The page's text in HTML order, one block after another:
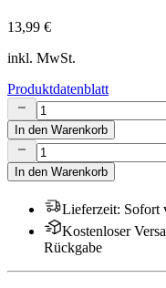
13,99 €
inkl. MwSt.
Produktdatenblatt
In den Warenkorb
In den Warenkorb
Lieferzeit: Sofort
Kostenloser
Rückgabe